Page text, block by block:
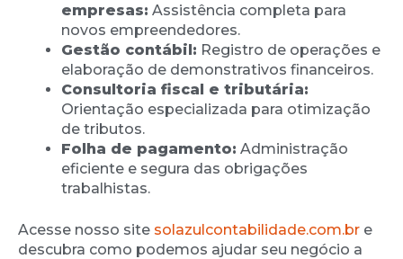
empresas: Assistência completa para
novos empreendedores.
Gestão contábil: Registro de operações e
elaboração de demonstrativos financeiros.
Consultoria fiscal e tributária:
Orientação especializada para otimização
de tributos.
Folha de pagamento: Administração
eficiente e segura das obrigações
trabalhistas.
Acesse nosso site solazulcontabilidade.com.br e
descubra como podemos ajudar seu negócio a